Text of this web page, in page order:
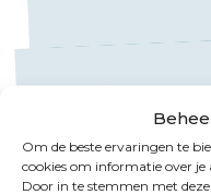
Om de beste ervaringen te
cookies om informatie over je
Door in te stemmen met
Mail ons